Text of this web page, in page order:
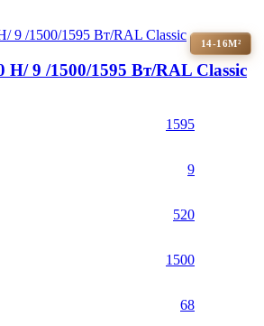
14-16М²
H/ 9 /1500/1595 Вт/RAL Classic
1595
9
520
1500
68